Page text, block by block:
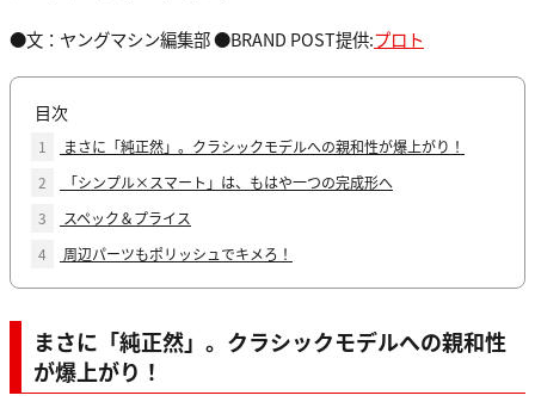
●文：ヤングマシン編集部 ●BRAND POST提供:プロト
目次
1
まさに「純正然」。クラシックモデルへの親和性が爆上がり！
2
「シンプル×スマート」は、もはや一つの完成形へ
3
スペック＆プライス
4
周辺パーツもポリッシュでキメろ！
まさに「純正然」。クラシックモデルへの親和性
が爆上がり！